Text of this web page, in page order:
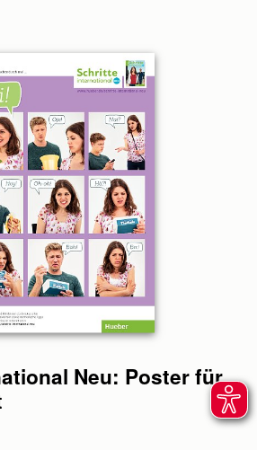
Neu: Poster für